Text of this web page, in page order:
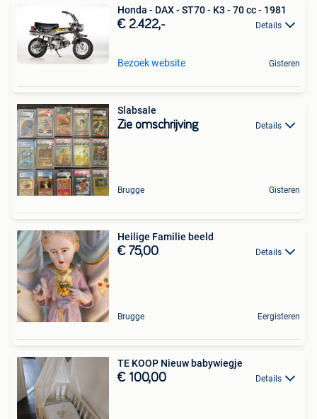
Honda - DAX - ST70 - K3 - 70 cc - 1981
€ 2.422,- Details
Bezoek website Gisteren
Slabsale
Zie omschrijving Details
Brugge Gisteren
Heilige Familie beeld
€ 75,00 Details
Brugge Eergisteren
TE KOOP Nieuw babywiegje
€ 100,00 Details